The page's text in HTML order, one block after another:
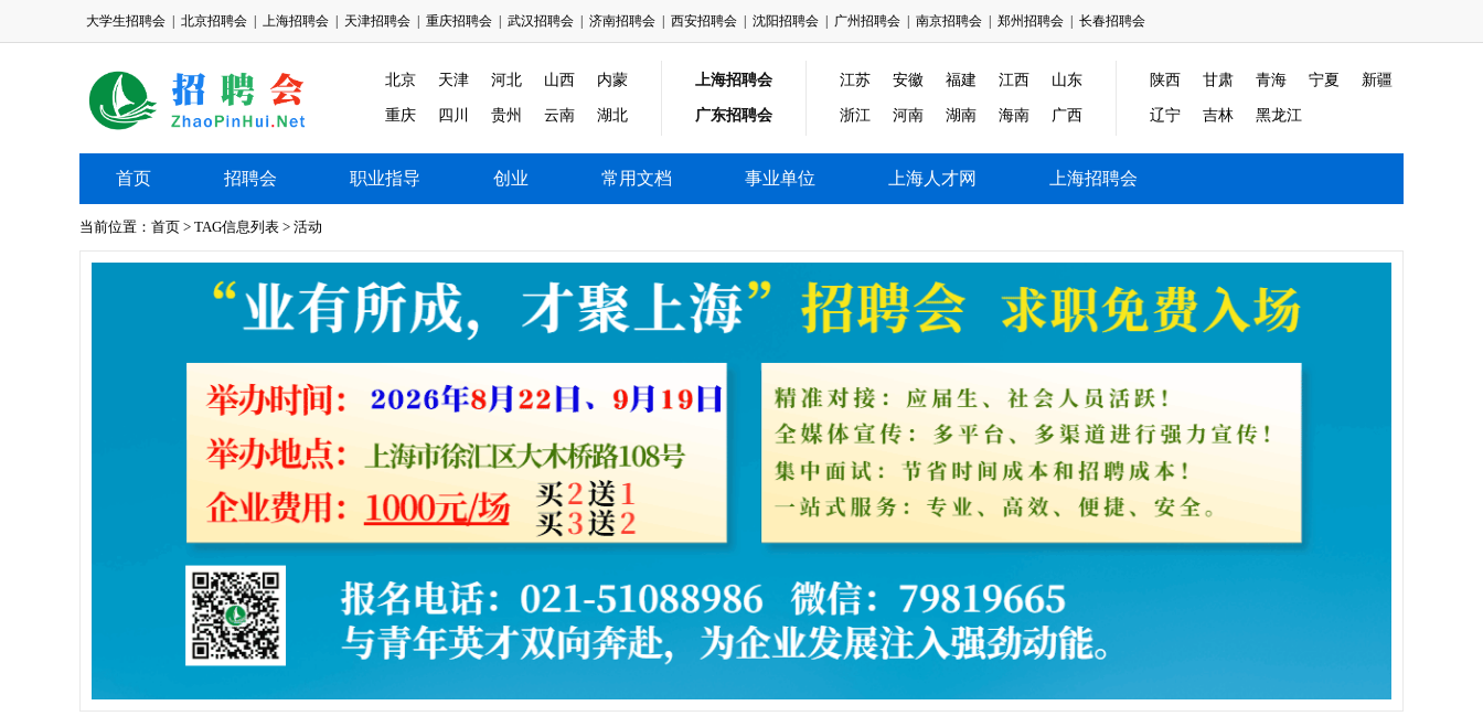
大学生招聘会 北京招聘会 上海招聘会 天津招聘会 重庆招聘会 武汉招聘会 济南招聘会 西安招聘会 沈阳招聘会 广州招聘会 南京招聘会 郑州招聘会 长春招聘会
大学生招聘会
北京 天津 河北 山西 内蒙
重庆 四川 贵州 云南 湖北
上海招聘会
广东招聘会
江苏 安徽 福建 江西 山东
浙江 河南 湖南 海南 广西
陕西 甘肃 青海 宁夏 新疆
辽宁 吉林 黑龙江
首页 招聘会 职业指导 创业 常用文档 事业单位 上海人才网 上海招聘会
当前位置： 首页 > TAG信息列表 > 活动